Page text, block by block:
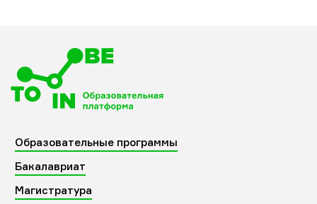
Образовательные программы
Бакалавриат
Магистратура